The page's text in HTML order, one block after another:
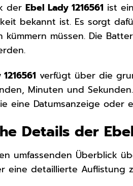
derEbel Lady 1216561 ist
bekannt ist. Es sorgt
kümmern müssen. Die
verfügt über die
Minuten und
eine Datumsanzeige oder
Details der
umfassenden Überblick
eine detaillierte Auflistung